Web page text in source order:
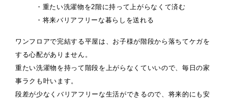
・重たい洗濯物を2階に持って上がらなくて済む
・将来バリアフリーな暮らしを送れる
ワンフロアで完結する平屋は、お子様が階段から落ちてケガを
する心配がありません。
重たい洗濯物を持って階段を上がらなくていいので、毎日の家
事ラクも叶います。
段差が少なくバリアフリーな生活ができるので、将来的にも安